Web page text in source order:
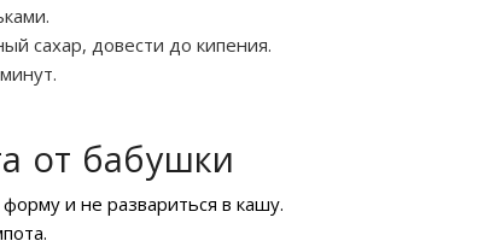
сахар, довести до кипения.
от бабушки
и не развариться в кашу.